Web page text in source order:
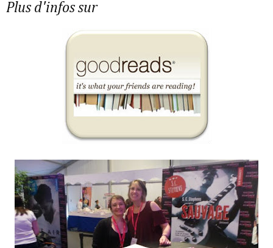
Plus d'infos sur